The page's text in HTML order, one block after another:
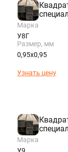
Марка
У8Г
Размер, мм
0,95х0,95
Узнать цену
Марка
У9